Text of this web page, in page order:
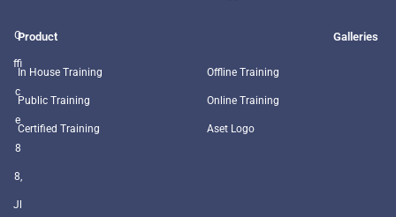
O
ffi
c
e
8
8,
Jl
Product
In House Training
Public Training
Certified Training
Galleries
Offline Training
Online Training
Aset Logo